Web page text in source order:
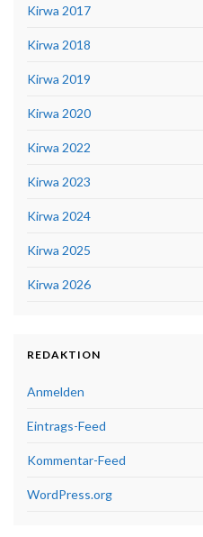
Kirwa 2017
Kirwa 2018
Kirwa 2019
Kirwa 2020
Kirwa 2022
Kirwa 2023
Kirwa 2024
Kirwa 2025
Kirwa 2026
REDAKTION
Anmelden
Eintrags-Feed
Kommentar-Feed
WordPress.org